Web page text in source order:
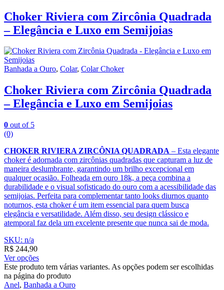
Choker Riviera com Zircônia Quadrada
– Elegância e Luxo em Semijoias
Banhada a Ouro, Colar, Colar Choker
Choker Riviera com Zircônia Quadrada
– Elegância e Luxo em Semijoias
0 out of 5
(0)
CHOKER RIVIERA ZIRCÔNIA QUADRADA – Esta elegante
choker é adornada com zircônias quadradas que capturam a luz de
maneira deslumbrante, garantindo um brilho excepcional em
qualquer ocasião. Folheada em ouro 18k, a peça combina a
durabilidade e o visual sofisticado do ouro com a acessibilidade das
semijoias. Perfeita para complementar tanto looks diurnos quanto
noturnos, esta choker é um item essencial para quem busca
elegância e versatilidade. Além disso, seu design clássico e
atemporal faz dela um excelente presente que nunca sai de moda.
SKU: n/a
R$ 244,90
Ver opções
Este produto tem várias variantes. As opções podem ser escolhidas
na página do produto
Anel, Banhada a Ouro